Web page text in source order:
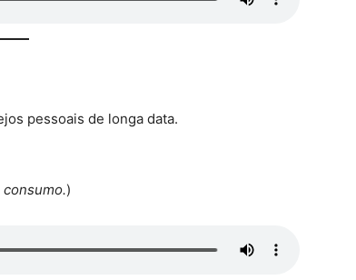
pessoais de longa data.
)